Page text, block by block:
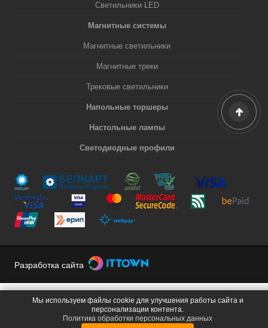
Светильники LED
Магнитные системы
Магнитные светильники
Магнитные треки
Трековые светильники
Напольные торшеры
Настольные лампы
Светодиодные профили
Разработка сайта
Мы используем файлы cookie для улучшения работы сайта и
персонализации контента.
Политика обработки персональных данных